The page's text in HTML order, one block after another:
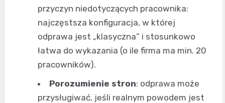
przyczyn niedotyczących pracownika:
najczęstsza konfiguracja, w której
odprawa jest „klasyczna” i stosunkowo
łatwa do wykazania (o ile firma ma min. 20
pracowników).
Porozumienie stron: odprawa może
przysługiwać, jeśli realnym powodem jest